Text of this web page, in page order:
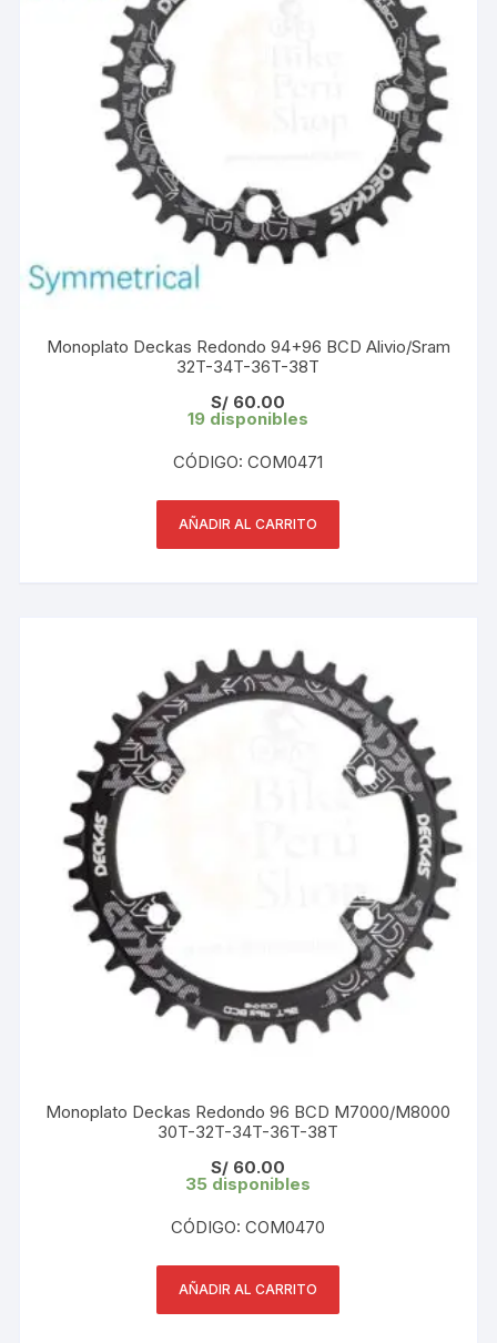
Monoplato Deckas Redondo 94+96 BCD Alivio/Sram
32T-34T-36T-38T
S/ 60.00
19 disponibles
CÓDIGO: COM0471
AÑADIR AL CARRITO
Monoplato Deckas Redondo 96 BCD M7000/M8000
30T-32T-34T-36T-38T
S/ 60.00
35 disponibles
CÓDIGO: COM0470
AÑADIR AL CARRITO